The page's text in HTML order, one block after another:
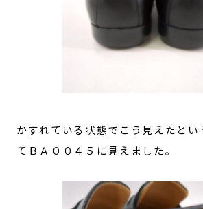
かすれている状態でこう見えたとい
てＢＡ００４５に見えました。